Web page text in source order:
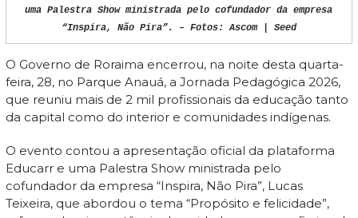
uma Palestra Show ministrada pelo cofundador da empresa
“Inspira, Não Pira”. – Fotos: Ascom | Seed
O Governo de Roraima encerrou, na noite desta quarta-
feira, 28, no Parque Anauá, a Jornada Pedagógica 2026,
que reuniu mais de 2 mil profissionais da educação tanto
da capital como do interior e comunidades indígenas.
O evento contou a apresentação oficial da plataforma
Educarr e uma Palestra Show ministrada pelo
cofundador da empresa “Inspira, Não Pira”, Lucas
Teixeira, que abordou o tema “Propósito e felicidade”,